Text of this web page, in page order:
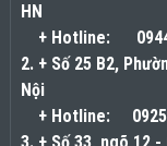
HN
+ Hotline:
2. + Số 25 B2,
Nội
+ Hotline: